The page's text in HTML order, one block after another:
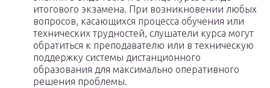
итогового экзамена. При возникновении любых
вопросов, касающихся процесса обучения или
технических трудностей, слушатели курса могут
обратиться к преподавателю или в техническую
поддержку системы дистанционного
образования для максимально оперативного
решения проблемы.